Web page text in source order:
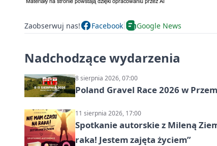
Zaobserwuj nas! Facebook Google News
Nadchodzące wydarzenia
8 sierpnia 2026, 07:00
Poland Gravel Race 2026 w
11 sierpnia 2026, 17:00
Spotkanie autorskie z Mileną
raka! Jestem zajęta życiem”